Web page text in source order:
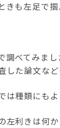
きも左足で
調べてみま
した論文など
は種類にも
左利きは何